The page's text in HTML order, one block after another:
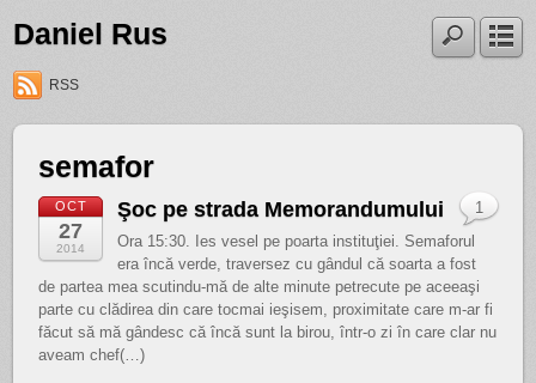
Daniel Rus
RSS
semafor
OCT
27
2014
Şoc pe strada Memorandumului
Ora 15:30. Ies vesel pe poarta instituţiei. Semaforul
era încă verde, traversez cu gândul că soarta a fost
de partea mea scutindu-mă de alte minute petrecute pe aceeaşi
parte cu clădirea din care tocmai ieşisem, proximitate care m-ar fi
făcut să mă gândesc că încă sunt la birou, într-o zi în care clar nu
aveam chef(…)
1